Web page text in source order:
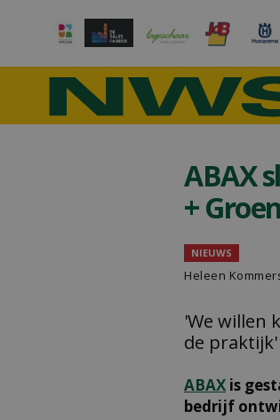
ABAX
+ Groen
NIEUWS
Heleen
'We willen
de praktijk'
ABAX is
bedrijf